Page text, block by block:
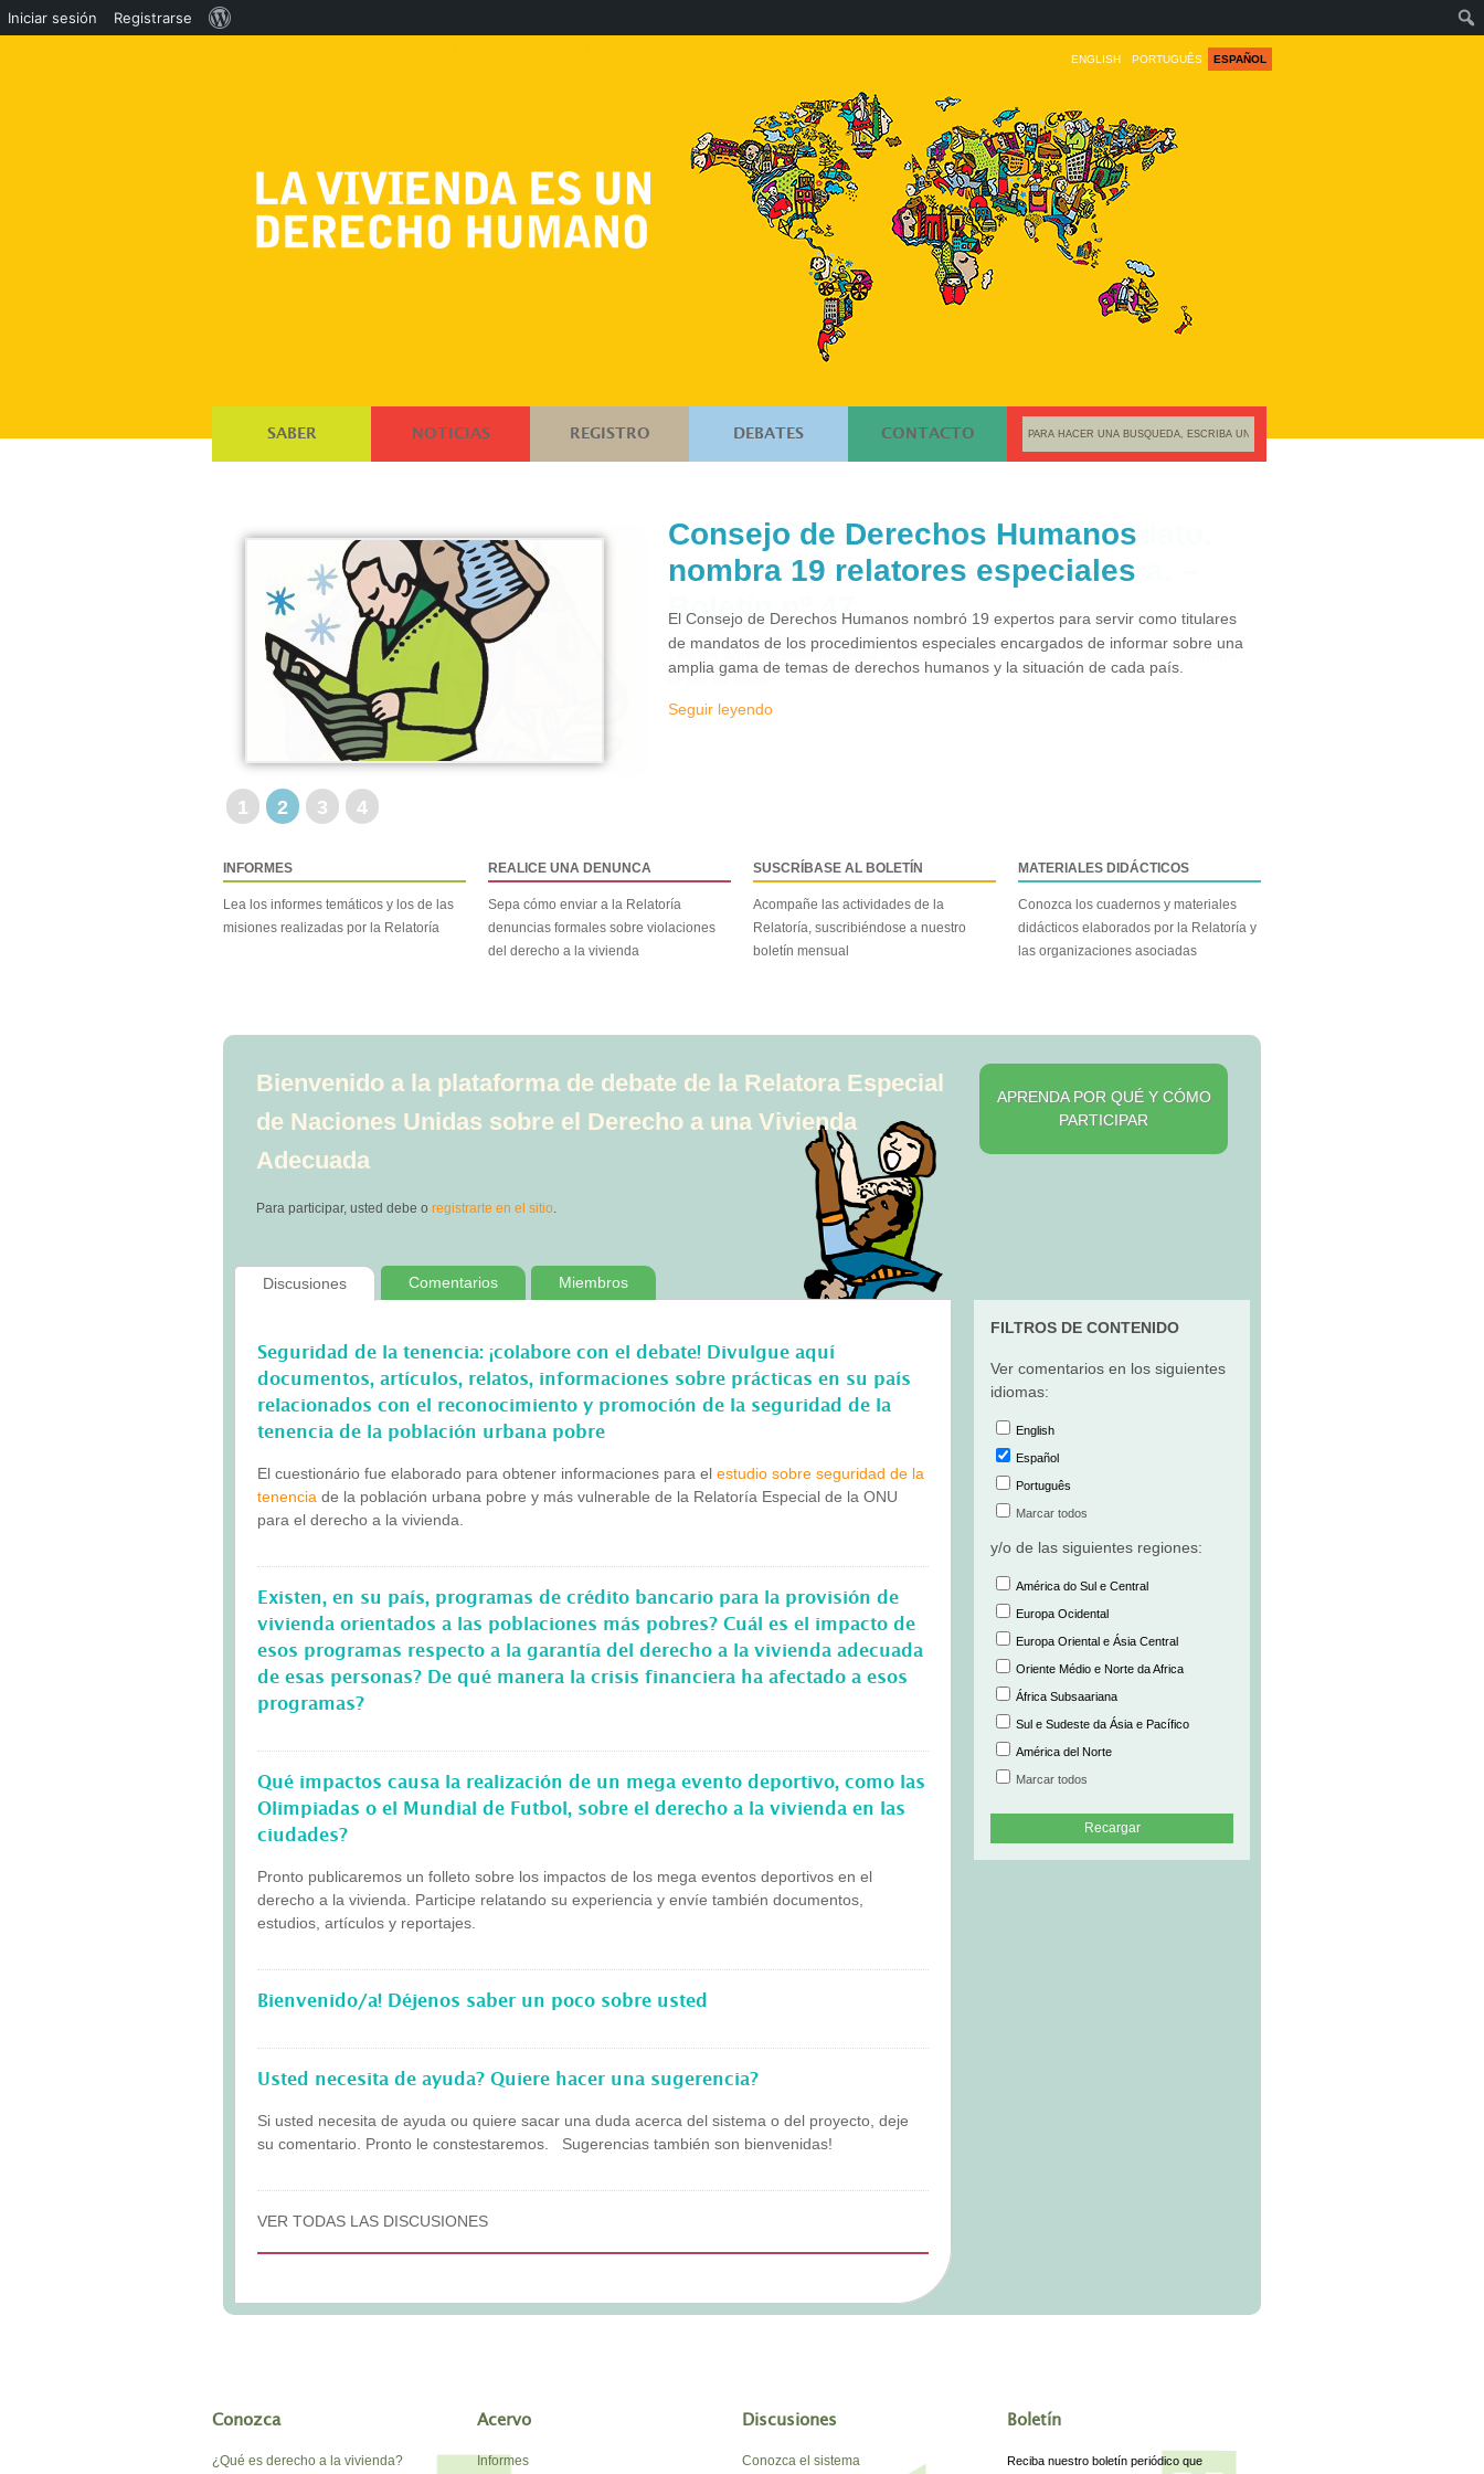
ENGLISH PORTUGUÊS ESPAÑOL
SABER NOTICIAS REGISTRO DEBATES CONTACTO
Consejo de Derechos Humanos
nombra 19 relatores especiales
El Consejo de Derechos Humanos nombró 19 expertos para servir como titulares
de mandatos de los procedimientos especiales encargados de informar sobre una
amplia gama de temas de derechos humanos y la situación de cada país.
Seguir leyendo
1 2 3 4
INFORMES
Lea los informes temáticos y los de las
misiones realizadas por la Relatoría
REALICE UNA DENUNCA
Sepa cómo enviar a la Relatoría
denuncias formales sobre violaciones
del derecho a la vivienda
SUSCRÍBASE AL BOLETÍN
Acompañe las actividades de la
Relatoría, suscribiéndose a nuestro
boletín mensual
MATERIALES DIDÁCTICOS
Conozca los cuadernos y materiales
didácticos elaborados por la Relatoría y
las organizaciones asociadas
Bienvenido a la plataforma de debate de la Relatora Especial
de Naciones Unidas sobre el Derecho a una Vivienda
Adecuada
APRENDA POR QUÉ Y CÓMO
PARTICIPAR
Para participar, usted debe o registrarte en el sitio.
Discusiones Comentarios Miembros
Seguridad de la tenencia: ¡colabore con el debate! Divulgue aquí
documentos, artículos, relatos, informaciones sobre prácticas en su país
relacionados con el reconocimiento y promoción de la seguridad de la
tenencia de la población urbana pobre
El cuestionário fue elaborado para obtener informaciones para el estudio sobre seguridad de la
tenencia de la población urbana pobre y más vulnerable de la Relatoría Especial de la ONU
para el derecho a la vivienda.
Existen, en su país, programas de crédito bancario para la provisión de
vivienda orientados a las poblaciones más pobres? Cuál es el impacto de
esos programas respecto a la garantía del derecho a la vivienda adecuada
de esas personas? De qué manera la crisis financiera ha afectado a esos
programas?
Qué impactos causa la realización de un mega evento deportivo, como las
Olimpiadas o el Mundial de Futbol, sobre el derecho a la vivienda en las
ciudades?
Pronto publicaremos un folleto sobre los impactos de los mega eventos deportivos en el
derecho a la vivienda. Participe relatando su experiencia y envíe también documentos,
estudios, artículos y reportajes.
Bienvenido/a! Déjenos saber un poco sobre usted
Usted necesita de ayuda? Quiere hacer una sugerencia?
Si usted necesita de ayuda ou quiere sacar una duda acerca del sistema o del proyecto, deje
su comentario. Pronto le constestaremos. Sugerencias también son bienvenidas!
VER TODAS LAS DISCUSIONES
FILTROS DE CONTENIDO
Ver comentarios en los siguientes
idiomas:
English
Español
Português
Marcar todos
y/o de las siguientes regiones:
América do Sul e Central
Europa Ocidental
Europa Oriental e Ásia Central
Oriente Médio e Norte da Africa
África Subsaariana
Sul e Sudeste da Ásia e Pacífico
América del Norte
Marcar todos
Recargar
Conozca
¿Qué es derecho a la vivienda?
Acervo
Informes
Discusiones
Conozca el sistema
Boletín
Reciba nuestro boletín periódico que
Iniciar sesión Registrarse